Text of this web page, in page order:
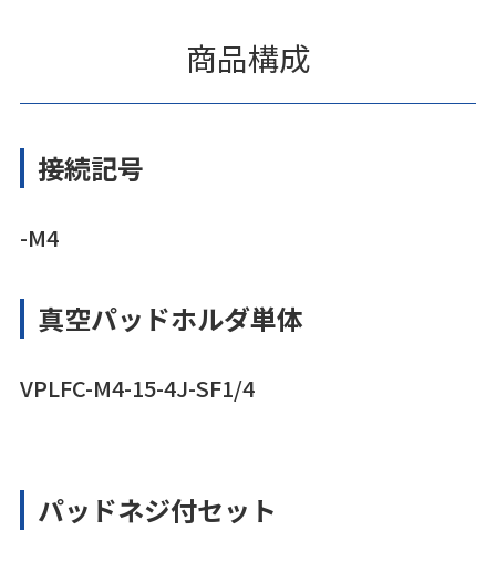
商品構成
接続記号
-M4
真空パッドホルダ単体
VPLFC-M4-15-4J-SF1/4
パッドネジ付セット